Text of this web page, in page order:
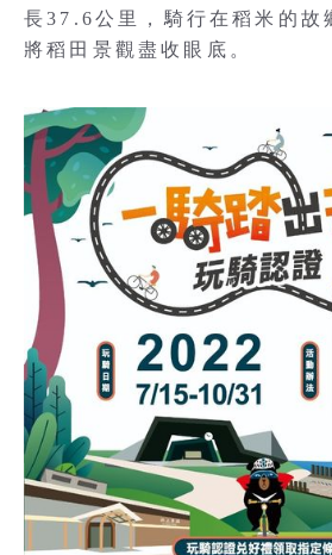
長37.6公里，騎行在稻米的故
將稻田景觀盡收眼底。